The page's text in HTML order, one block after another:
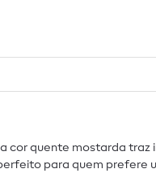
cor quente mostarda
para quem prefere